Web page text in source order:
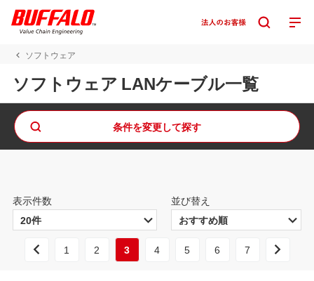
ソフトウェア
ソフトウェア LANケーブル一覧
条件を変更して探す
表示件数 並び替え
1 2 3 4 5 6 7